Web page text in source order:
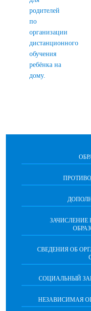
родителей
по
организации
дистанционного
обучения
ребёнка на
дому.
ЗАЧИСЛЕНИЕ
СВЕДЕНИЯ ОБ
СОЦИАЛЬНЫЙ
НЕЗАВИСИМАЯ